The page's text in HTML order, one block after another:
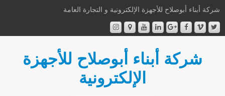
شركة أبناء أبوصلاح للأجهزة الإلكترونية و التجارة العامة
شركة أبناء أبوصلاح للأجهزة
الإلكترونية